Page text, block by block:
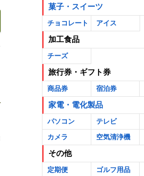
菓子・スイーツ
チョコレート アイス
加工食品
チーズ
旅行券・ギフト券
商品券 宿泊券
家電・電化製品
パソコン テレビ
カメラ
空気清浄機
その他
定期便 ゴルフ用品